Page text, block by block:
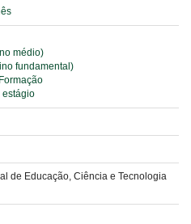
médio)
fundamental)
estágio
de Educação, Ciência e Tecnologia